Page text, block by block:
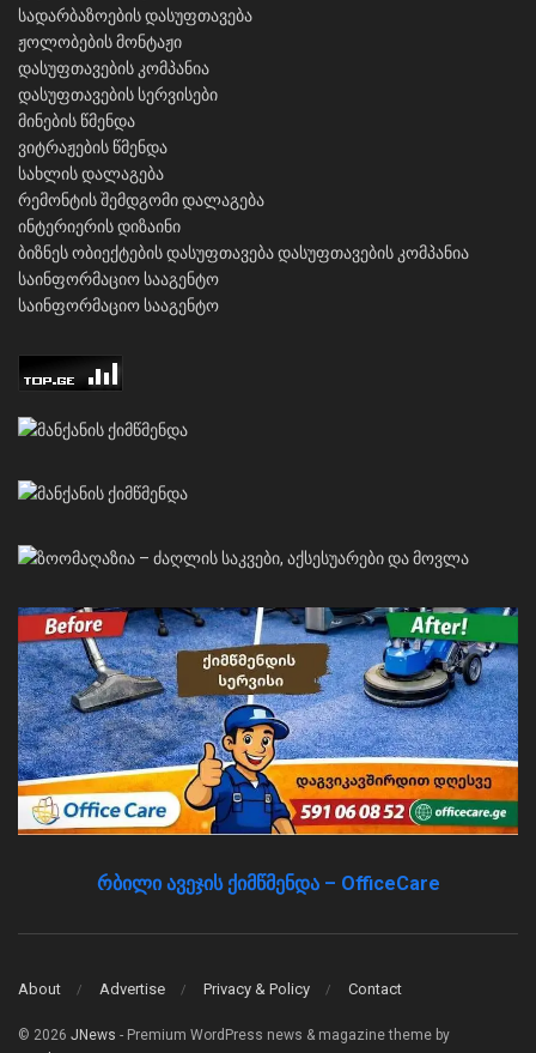
სადარბაზოების დასუფთავება
ჟოლობების მონტაჟი
დასუფთავების კომპანია
დასუფთავების სერვისები
მინების წმენდა
ვიტრაჟების წმენდა
სახლის დალაგება
რემონტის შემდგომი დალაგება
ინტერიერის დიზაინი
ბიზნეს ობიექტების დასუფთავებადასუფთავების კომპანია
საინფორმაციო სააგენტო
საინფორმაციო სააგენტო
რბილი ავეჯის ქიმწმენდა – OfficeCare
About Advertise Privacy & Policy Contact
© 2026 JNews - Premium WordPress news & magazine theme by